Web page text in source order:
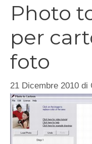
Photo
per
foto
21 Dicembre 2010 di